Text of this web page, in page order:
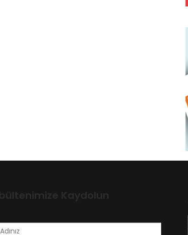
Ebültenimize Kaydolun